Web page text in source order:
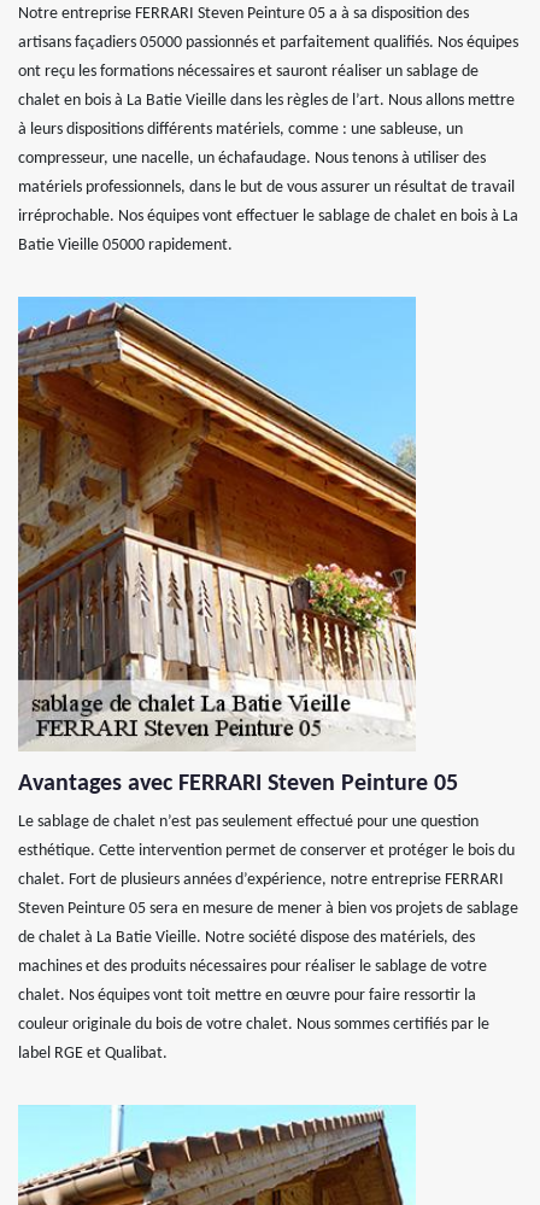
Notre entreprise FERRARI Steven Peinture 05 a à sa disposition des
artisans façadiers 05000 passionnés et parfaitement qualifiés. Nos équipes
ont reçu les formations nécessaires et sauront réaliser un sablage de
chalet en bois à La Batie Vieille dans les règles de l’art. Nous allons mettre
à leurs dispositions différents matériels, comme : une sableuse, un
compresseur, une nacelle, un échafaudage. Nous tenons à utiliser des
matériels professionnels, dans le but de vous assurer un résultat de travail
irréprochable. Nos équipes vont effectuer le sablage de chalet en bois à La
Batie Vieille 05000 rapidement.
Avantages avec FERRARI Steven Peinture 05
Le sablage de chalet n’est pas seulement effectué pour une question
esthétique. Cette intervention permet de conserver et protéger le bois du
chalet. Fort de plusieurs années d’expérience, notre entreprise FERRARI
Steven Peinture 05 sera en mesure de mener à bien vos projets de sablage
de chalet à La Batie Vieille. Notre société dispose des matériels, des
machines et des produits nécessaires pour réaliser le sablage de votre
chalet. Nos équipes vont toit mettre en œuvre pour faire ressortir la
couleur originale du bois de votre chalet. Nous sommes certifiés par le
label RGE et Qualibat.